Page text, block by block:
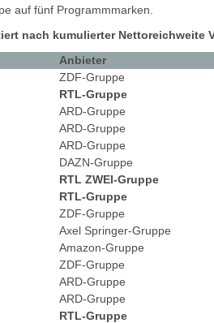
auf fünf Programmmarken.
nach kumulierter Nettoreichweite
Anbieter
ZDF-Gruppe
RTL-Gruppe
ARD-Gruppe
ARD-Gruppe
ARD-Gruppe
DAZN-Gruppe
RTL ZWEI-Gruppe
RTL-Gruppe
ZDF-Gruppe
Axel Springer-Gruppe
Amazon-Gruppe
ZDF-Gruppe
ARD-Gruppe
ARD-Gruppe
RTL-Gruppe